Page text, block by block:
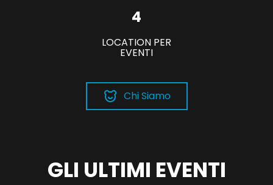
4
LOCATION PER
EVENTI
Chi Siamo
GLI ULTIMI EVENTI